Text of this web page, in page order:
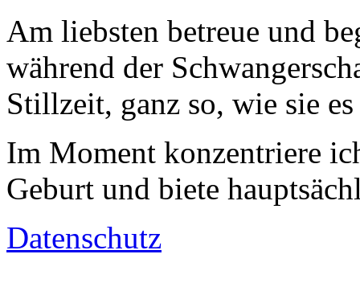
Am liebsten betreue und
während der
Stillzeit, ganz so, wie sie
Im Moment konzentriere
Geburt und biete
Datenschutz